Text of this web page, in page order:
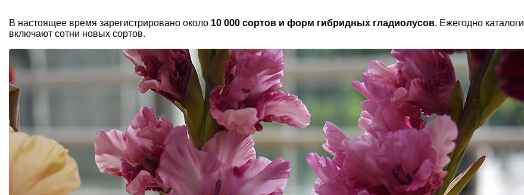
В настоящее время зарегистрировано около 10 000 сортов и форм гибридных гладиолусов. Ежегодно каталоги
включают сотни новых сортов.